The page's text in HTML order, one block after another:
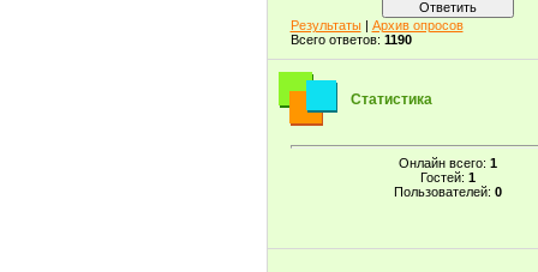
Результаты| Архив опросов
Всего ответов: 1190
Статистика
Онлайн всего: 1
Гостей: 1
Пользователей: 0